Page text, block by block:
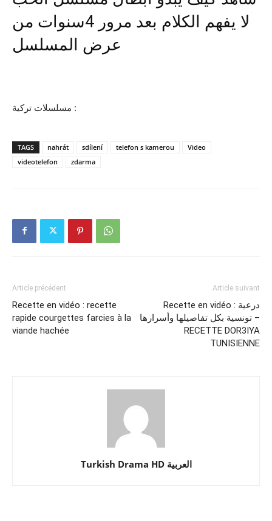
لا يفهم الكلام بعد مرور 4سنوات من
عرض المسلسل
مسلسلات تركية :
TAGS nahrát sdílení telefon s kamerou
Video
videotelefon
zdarma
Article précédent
Recette en vidéo : recette
rapide courgettes farcies à la
viande hachée
Article suivant
Recette en vidéo : درعية
تونسية بكل تفاصيلها وأسرارها –
RECETTE DOR3IYA
TUNISIENNE
Turkish Drama HD العربية